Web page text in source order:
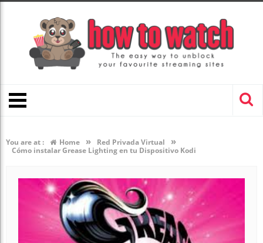
You are at : Home » Red Privada Virtual »
Cómo instalar Grease Lighting en tu Dispositivo Kodi